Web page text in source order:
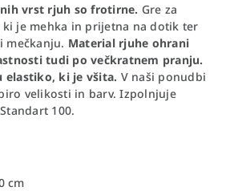
vrst rjuh so frotirne. Gre za
ki je mehka in prijetna na dotik ter
mečkanju. Material rjuhe ohrani
tudi po večkratnem pranju.
elastiko, ki je všita. V naši ponudbi
velikosti in barv. Izpolnjuje
100.
cm